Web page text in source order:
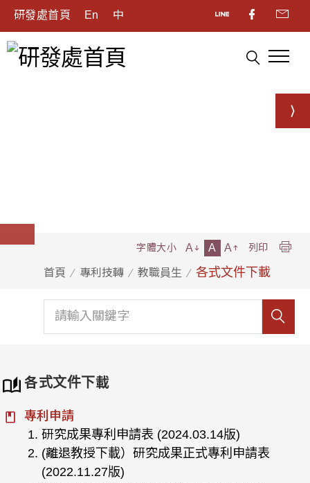
研發處首頁 En 中
首頁 專利技轉 教職員生 各式文件下載
字體大小 A A A 列印
各式文件下載
專利申請
研究成果專利申請表 (2024.03.14版)
(離退教授下載）研究成果正式專利申請表
(2022.11.27版)